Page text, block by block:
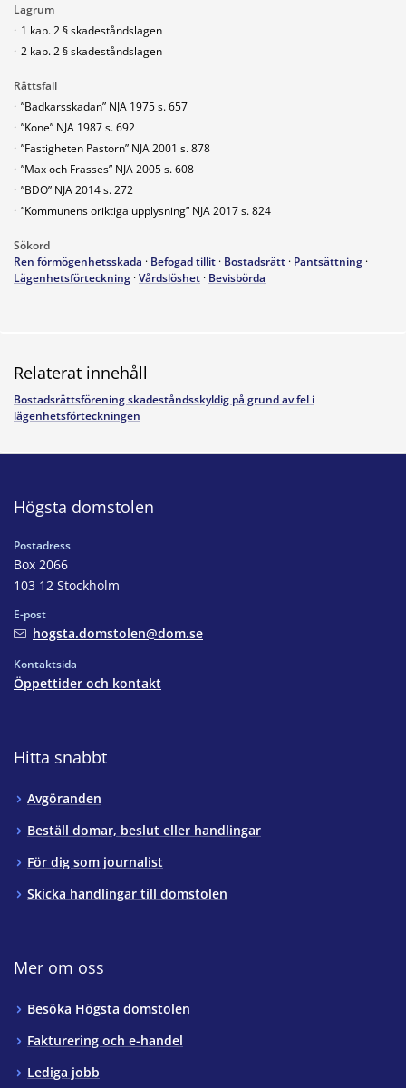
Lagrum
· 1 kap. 2 § skadeståndslagen
· 2 kap. 2 § skadeståndslagen
Rättsfall
· ”Badkarsskadan” NJA 1975 s. 657
· ”Kone” NJA 1987 s. 692
· ”Fastigheten Pastorn” NJA 2001 s. 878
· ”Max och Frasses” NJA 2005 s. 608
· ”BDO” NJA 2014 s. 272
· ”Kommunens oriktiga upplysning” NJA 2017 s. 824
Sökord
Ren förmögenhetsskada · Befogad tillit · Bostadsrätt · Pantsättning ·
Lägenhetsförteckning ·Vårdslöshet · Bevisbörda
Relaterat innehåll
Bostadsrättsförening skadeståndsskyldig på grund av fel i
lägenhetsförteckningen
Högsta domstolen
Postadress
Box 2066
103 12 Stockholm
E-post
hogsta.domstolen@dom.se
Kontaktsida
Öppettider och kontakt
Hitta snabbt
Avgöranden
Beställ domar, beslut eller handlingar
För dig som journalist
Skicka handlingar till domstolen
Mer om oss
Besöka Högsta domstolen
Fakturering och e-handel
Lediga jobb